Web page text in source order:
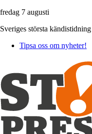
fredag 7 augusti
Sveriges största
Tipsa oss om nyheter!